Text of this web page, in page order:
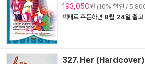
193,050원 (10% 할인 /
택배로 주문하면 8월 24일 출고
327. Her (Hardcover)